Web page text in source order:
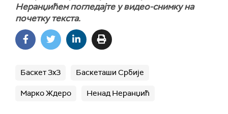
Неранџићем погледајте у видео-снимку на
почетку текста.
Баскет 3х3 Баскеташи Србије
Марко Ждеро Ненад Неранџић